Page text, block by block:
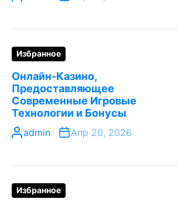
Избранное
Онлайн-Казино,
Предоставляющее
Современные Игровые
Технологии и Бонусы
admin Апр 20, 2026
Избранное